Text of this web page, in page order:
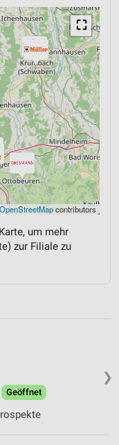
⛶
OpenStreetMapcontributors
um mehr
zur Filiale zu
❯
Geöffnet